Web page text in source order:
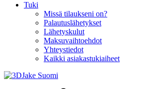
Tuki
Missä tilaukseni on?
Palautuslähetykset
Lähetyskulut
Maksuvaihtoehdot
Yhteystiedot
Kaikki asiakastukiaiheet